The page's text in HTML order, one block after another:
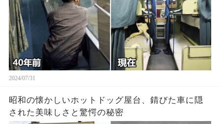
2024/07/31
昭和の懐かしいホットドッグ屋台、錆びた車に隠
された美味しさと驚愕の秘密